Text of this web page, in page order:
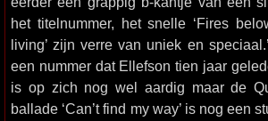
het titelnummer, het snelle ‘Fires
living’ zijn verre van uniek en
een nummer dat Ellefson tien jaar
is op zich nog wel aardig maar de
ballade ‘Can’t find my way’ is nog een